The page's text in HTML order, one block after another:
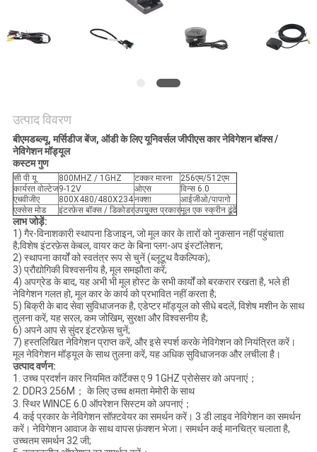
उत्पाद विवरण
बीएमडब्ल्यू, मर्सिडीज बेंज, ऑडी के लिए यूनिवर्सल जीपीएस कार नेविगेशन बॉक्स /
नेविगेशन मॉड्यूल
कस्टम गुण
सी पी यू 800MHZ / 1GHZ टक्कर मारना
256एम/512एम
कार्यरत वोल्टेज9-12V ओएस
विन्स 6.0
एचवीजीए
800X480/480X234नक्शा
आईजीओ/पापागो
एक्सेस मोड
इंटरफ़ेस बॉक्स / डिकोडरउपयुक्त प्रकारमूल एक स्क्रीन ढूंढें
लाभ जोड़ें:
1) गैर-विनाशकारी स्थापना डिजाइन, जो मूल कार के तारों को नुकसान नहीं पहुंचाता
है;विशेष इंटरफ़ेस केबल, वायर कट के बिना प्लग-अप इंस्टॉलेशन;
2) स्थापना कार्यों को स्वतंत्र रूप से चुनें (ब्लूटूथ वैकल्पिक);
3) प्रौद्योगिकी विश्वसनीय है, मूल समझौता करें;
4) अपग्रेड के बाद, यह अभी भी मूल होस्ट के सभी कार्यों को बरकरार रखता है, भले ही
नेविगेशन गलत हो, मूल कार के कार्य को प्रभावित नहीं करता है;
5) बिक्री के बाद सेवा सुविधाजनक है, एडेप्टर मॉड्यूल को सीधे बदलें, विशेष मशीन के साथ
तुलना करें, यह सरल, कम जोखिम, सुरक्षा और विश्वसनीय है;
6) अपने आप से सुंदर इंटरफ़ेस चुनें;
7) हस्तलिखित नेविगेशन प्राप्त करें, और इसे स्पर्श करके नेविगेशन को नियंत्रित करें।
मूल नेविगेशन मॉड्यूल के साथ तुलना करें, यह अधिक सुविधाजनक और लचीला है।
उत्पाद वर्णन:
1. उच्च प्रदर्शन कार नियमित कॉर्टेक्स ए 9 1GHZ प्रोसेसर को अपनाएं；
2. DDR3 256M； के लिए उच्च क्षमता मेमोरी के साथ
3. स्थिर WINCE 6.0 ऑपरेशन सिस्टम को अपनाएं；
4. कई प्रकार के नेविगेशन सॉफ़्टवेयर का समर्थन करें। 3 डी लाइव नेविगेशन का समर्थन
करें। नेविगेशन आवाज के साथ वापस फ़ंक्शन भेजा। समर्थन कई मानचित्र चलाता है,
उच्चतम समर्थन 32 जी;